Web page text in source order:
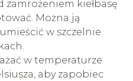
zamrożeniem kiełbasę
Można ją
w szczelnie
w temperaturze
aby zapobiec